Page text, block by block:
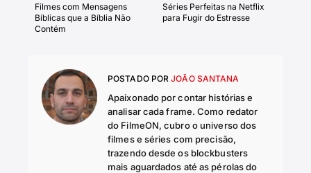
Séries Perfeitas na Netflix
para Fugir do Estresse
Filmes com Mensagens
Bíblicas que a Bíblia Não
Contém
POSTADO POR JOÃO SANTANA
Apaixonado por contar histórias e
analisar cada frame. Como redator
do FilmeON, cubro o universo dos
filmes e séries com precisão,
trazendo desde os blockbusters
mais aguardados até as pérolas do